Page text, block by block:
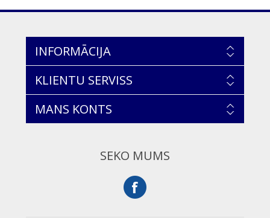
INFORMĀCIJA
KLIENTU SERVISS
MANS KONTS
SEKO MUMS